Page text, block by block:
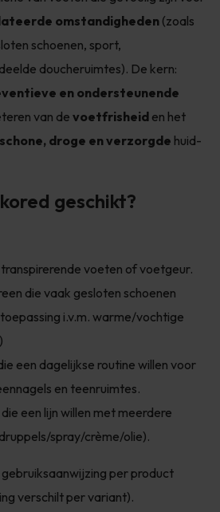
omstandigheden(zoals
schoenen, sport,
doucheruimtes). De kern:
en ondersteunende
van de voetfrisheid en het
schone, droge en verzorgde huid-
geschikt?
transpirerende voeten of voetgeur.
die vaak gesloten schoenen
i.v.m. warme/vochtige
een dagelijkse routine willen voor
en teenruimtes.
een lijn willen met meerdere
spray/crème/olie).
per product
verschilt per variant).